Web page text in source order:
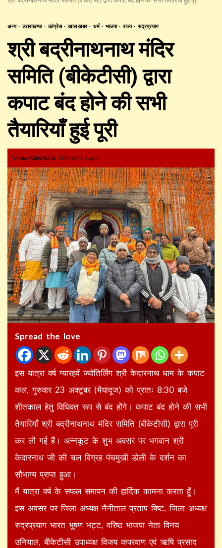
अन्य उत्तराखण्ड कांग्रेस खास खबर धर्म भाजपा राज्य रुद्रप्रयाग
श्री बद्रीनाथनाथ मंदिर
समिति (बीकेटीसी) द्वारा
कपाट बंद होने की सभी
तैयारियाँ हुई पूरी
Vinay Kainthola 10 months ago
Spread the love
इस यात्रा वर्ष ग्यारहवें ज्योतिर्लिंग श्री केदारनाथ धाम के कपाट
कल, गुरुवार 23 अक्टूबर (भैयादूज) को प्रातः 8:30 बजे
शीतकाल हेतु विधिवत रूप से बंद होंगे। कपाट बंद होने की सभी
तैयारियाँ श्री बद्रीनाथनाथ मंदिर समिति (बीकेटीसी) द्वारा पूरी
कर ली गई हैं। अन्नकूट के शुभ अवसर पर भगवान श्री
केदारनाथ जी की चल विग्रह पंचमुखी डोली के दर्शन का
सौभाग्य प्राप्त हुआ।
मैं यात्रा वर्ष के सफल समापन की हार्दिक कामना करता हूँ।
इस अवसर पर जिला अध्यक्ष नैनीताल प्रताप बिष्ट, जिला अध्यक्ष
रुद्रप्रयाग भारत भूषण भट्ट, वरिष्ठ भाजपा नेता विनय
उनियाल, बीकेटीसी उपाध्यक्ष विजय कपरवाण एवं ऋषि प्रसाद